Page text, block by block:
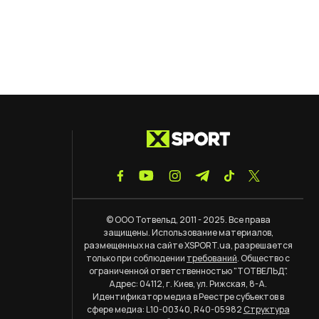
© ООО Тотвельд, 2011 - 2025. Все права
защищены. Использование материалов,
размещенных на сайте XSPORT.ua, разрешается
только при соблюдении требований. Общество с
ограниченной ответственностью "ТОТВЕЛЬД".
Адрес: 04112, г. Киев, ул. Рижская, 8-А.
Идентификатор медиа в Реестре субъектов в
сфере медиа: L10-00340, R40-05982Структура